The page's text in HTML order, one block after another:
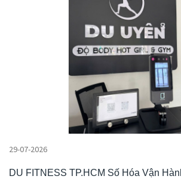
29-07-2026
DU FITNESS TP.HCM Số Hóa Vận